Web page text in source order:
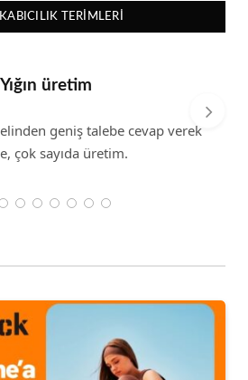
TERIMLERI
Yığın üretim
geniş talebe cevap verek
çok sayıda üretim.